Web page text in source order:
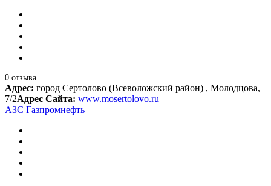
0 отзыва
Адрес: город Сертолово (Всеволожский район) , Молодцова,
7/2Адрес Сайта: www.mosertolovo.ru
АЗС Газпромнефть